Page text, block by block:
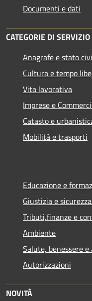
Documenti e dati
CATEGORIE DI SERVIZIO
Anagrafe e stato
Cultura e tempo
Vita lavorativa
Imprese e
Catasto e
Mobilità e trasporti
Educazione e
Giustizia e
Tributi,finanze e
Ambiente
Salute, benessere e
Autorizzazioni
NOVITÀ